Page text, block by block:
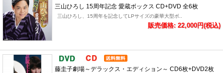
三山ひろし 15周年記念 愛蔵ボックス CD+DVD 全6枚
三山ひろし、15周年を記念してLPサイズの豪華大型ボ..
販売価格: 22,000円(税込)
藤圭子劇場～デラックス・エディション～ CD6枚+DVD2枚